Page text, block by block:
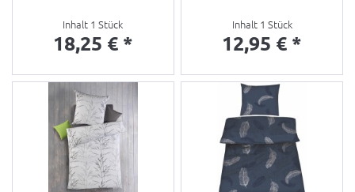
Inhalt 1 Stück
18,25 € *
Inhalt 1 Stück
12,95 € *